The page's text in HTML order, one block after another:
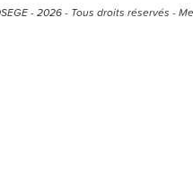
- 2026 - Tous droits réservés -